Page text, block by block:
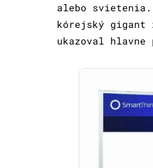
alebo
kórejský gigant
ukazoval hlavne